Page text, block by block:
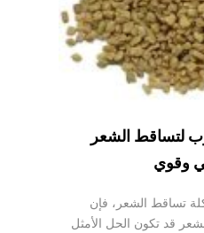
لتساقط الشعر
وقوي
تساقط الشعر، فإن
قد تكون الحل الأمثل